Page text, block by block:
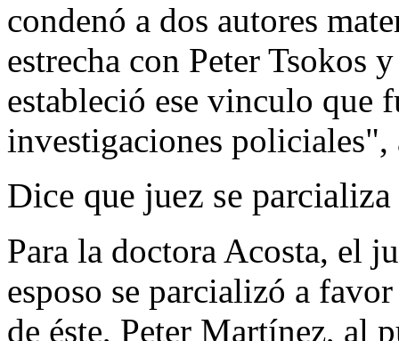
condenó a dos autores
estrecha con Peter Tsokos
estableció ese vinculo que
investigaciones
Dice que juez se parcializa
Para la doctora Acosta, el
esposo se parcializó a
de éste, Peter Martínez, al